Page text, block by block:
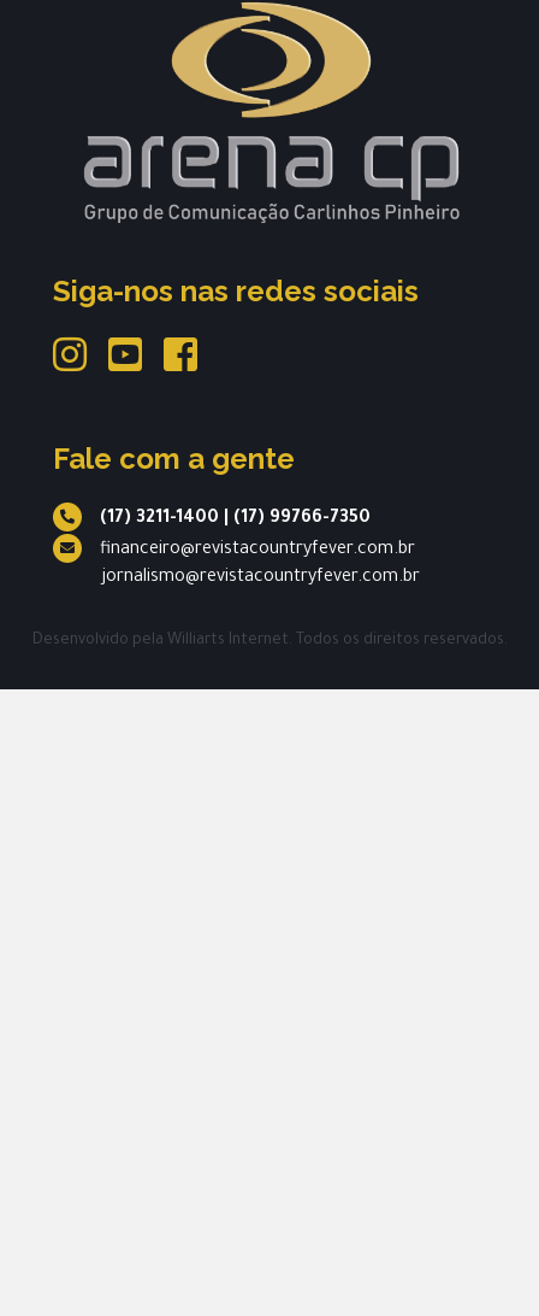
Siga-nos nas redes sociais
Fale com a gente
(17) 3211-1400
(17) 99766-7350
financeiro@revistacountryfever.com.br
jornalismo@revistacountryfever.com.br
Desenvolvido pela Williarts Internet. Todos os direitos reservados.